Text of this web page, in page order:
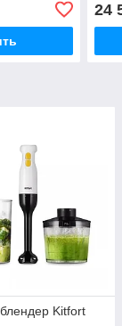
24
Kitfort